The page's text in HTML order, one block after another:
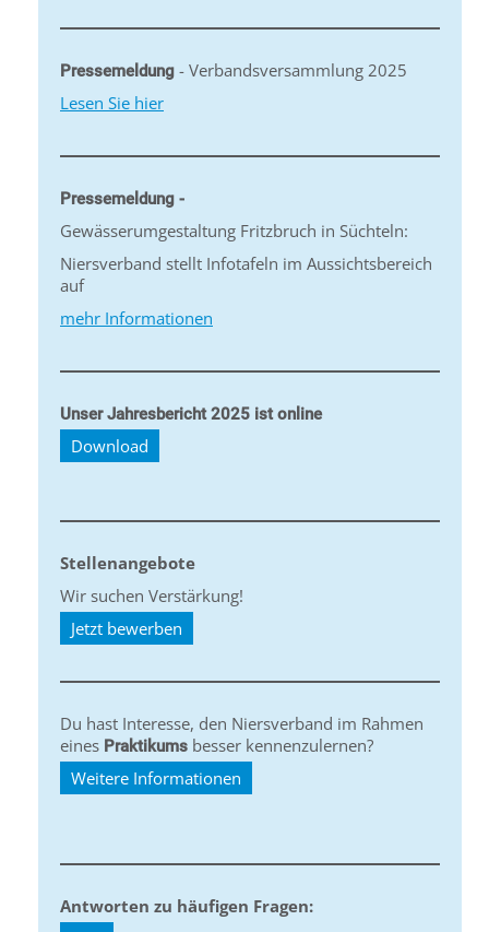
Pressemeldung - Verbandsversammlung 2025
Lesen Sie hier
Pressemeldung -
Gewässerumgestaltung Fritzbruch in Süchteln:
Niersverband stellt Infotafeln im Aussichtsbereich
auf
mehr Informationen
Unser Jahresbericht 2025 ist online
Download
Stellenangebote
Wir suchen Verstärkung!
Jetzt bewerben
Du hast Interesse, den Niersverband im Rahmen
eines Praktikums besser kennenzulernen?
Weitere Informationen
Antworten zu häufigen Fragen: